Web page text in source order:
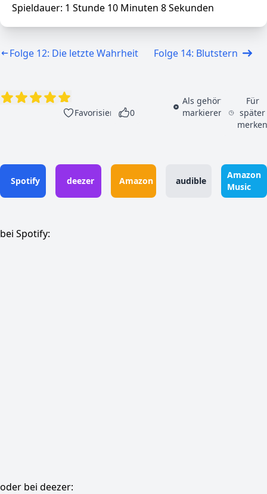
Spieldauer: 1 Stunde 10 Minuten 8 Sekunden
Folge 12: Die letzte Wahrheit Folge 14: Blutstern
Favorisieren 0
Als gehört
markieren
Für
später
Spotify deezer Amazon audible
Amazon
Music
bei Spotify:
oder bei deezer: